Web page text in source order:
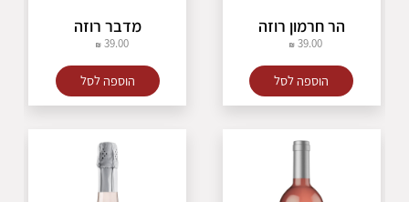
הר חרמון רוזה
39.00
הוספה לסל
מדבר רוזה
39.00
הוספה לסל